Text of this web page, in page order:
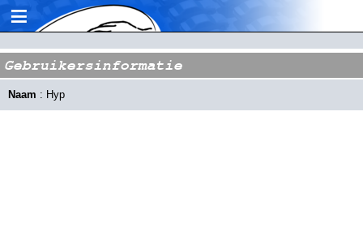
≡
Gebruikersinformatie
Naam : Hyp